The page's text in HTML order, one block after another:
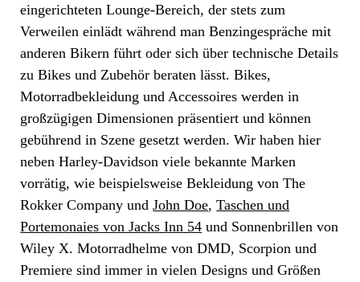
eingerichteten Lounge-Bereich, der stets zum
Verweilen einlädt während man Benzingespräche mit
anderen Bikern führt oder sich über technische Details
zu Bikes und Zubehör beraten lässt. Bikes,
Motorradbekleidung und Accessoires werden in
großzügigen Dimensionen präsentiert und können
gebührend in Szene gesetzt werden. Wir haben hier
neben Harley-Davidson viele bekannte Marken
vorrätig, wie beispielsweise Bekleidung von The
Rokker Company undJohn Doe,Taschen und
Portemonaies von Jacks Inn 54 und Sonnenbrillen von
Wiley X. Motorradhelme von DMD, Scorpion und
Premiere sind immer in vielen Designs und Größen